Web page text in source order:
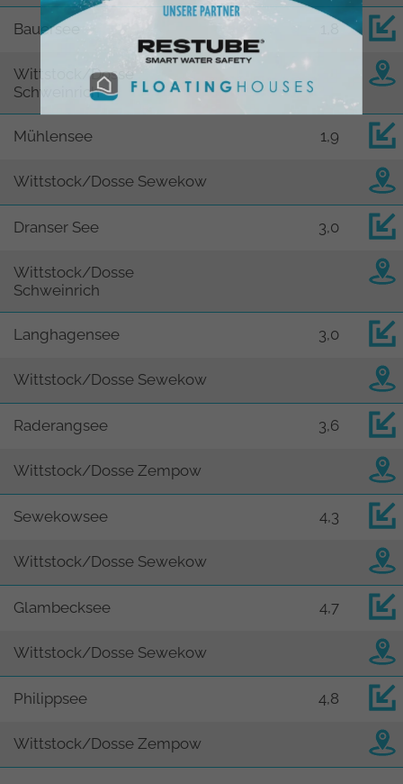
Bauersee
Wittstock/Dosse
Schweinrich
Mühlensee 1,9
Wittstock/Dosse Sewekow
Dranser See 3,0
Wittstock/Dosse
Schweinrich
Langhagensee 3,0
Wittstock/Dosse Sewekow
Raderangsee 3,6
Wittstock/Dosse Zempow
Sewekowsee 4,3
Wittstock/Dosse Sewekow
Glambecksee 4,7
Wittstock/Dosse Sewekow
Philippsee 4,8
Wittstock/Dosse Zempow